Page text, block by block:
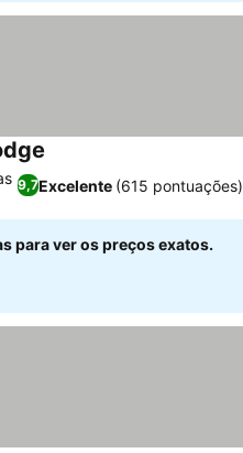
9,7Excelente (615 pontuações)
para ver os preços exatos.